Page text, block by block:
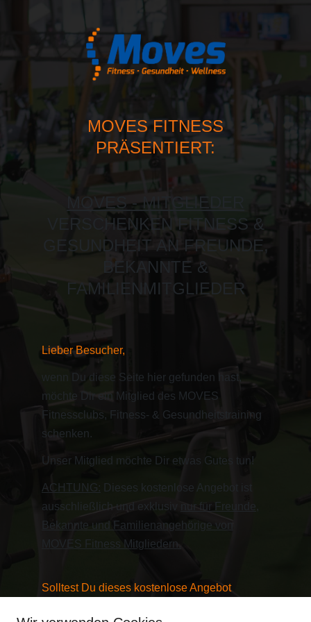
MOVES FITNESS
PRÄSENTIERT:
MOVES - MITGLIEDER
VERSCHENKEN FITNESS &
GESUNDHEIT AN FREUNDE,
BEKANNTE &
FAMILIENMITGLIEDER
Lieber Besucher,
wenn Du diese Seite hier gefunden hast,
möchte Dir ein Mitglied des MOVES
Fitnessclubs, Fitness- & Gesundheitstraining
schenken.
Unser Mitglied möchte Dir etwas Gutes tun!
ACHTUNG: Dieses kostenlose Angebot ist
ausschließlich und exklusiv
nur für Freunde,
Bekannte und Familienangehörige von
MOVES Fitness Mitgliedern.
Solltest Du dieses kostenlose Angebot